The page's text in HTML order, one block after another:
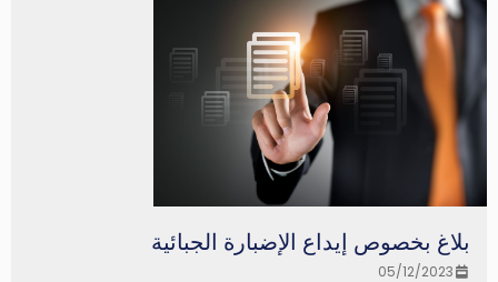
بلاغ بخصوص إيداع الإضبارة الجبائية
05/12/2023